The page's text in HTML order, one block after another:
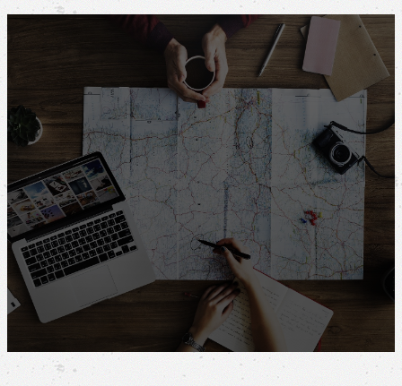
Investigación en Cambio Climático
El desafío de encontrar información precisa, relevante,
actualizada y estratégica para la toma de decisiones.